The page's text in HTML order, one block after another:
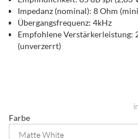
Impedanz (nominal): 8 Ohm
Übergangsfrequenz: 4kHz
Empfohlene Verstärkerleistung:
(unverzerrt)
Farbe